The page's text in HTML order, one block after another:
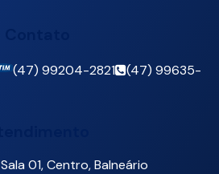
(47) 99204-2821
(47) 99635-
Sala 01,Centro,Balneário